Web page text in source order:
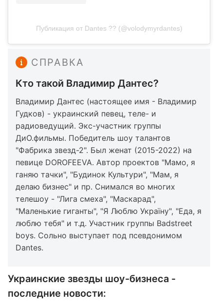
Публикация от Dantes ?? (@volodymyrdantes)
СПРАВКА
Кто такой Владимир Дантес?
Владимир Дантес (настоящее имя - Владимир
Гудков) - украинский певец, теле- и
радиоведущий. Экс-участник группы
ДиО.фильмы. Победитель шоу талантов
"Фабрика звезд-2". Был женат (2015-2022) на
певице DOROFEEVA. Автор проектов "Мамо, я
ганяю тачки", "Будинок Культури", "Мам, я
делаю бизнес" и пр. Снимался во многих
телешоу - "Лига смеха", "Маскарад",
"Маленькие гиганты", "Я Люблю Україну", "Еда, я
люблю тебя" и т.д. Участник группы Badstreet
boys. Сольно выступает под псевдонимом
Dantes.
Украинские звезды шоу-бизнеса -
последние новости: